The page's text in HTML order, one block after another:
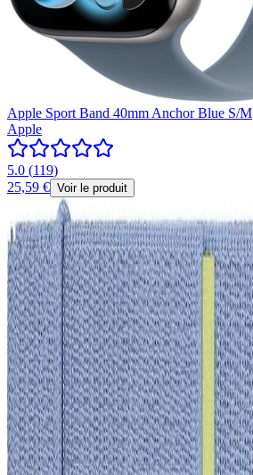
Apple Sport Band 40mm Anchor Blue S/M
Apple
5.0 (119)
25,59 € Voir le produit